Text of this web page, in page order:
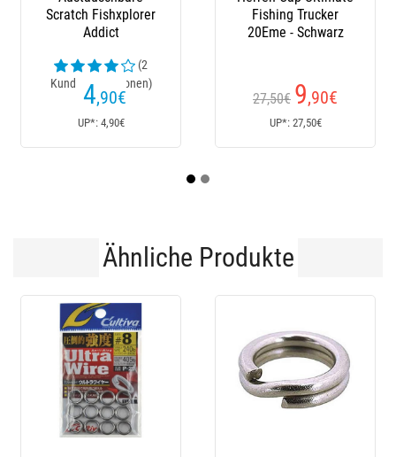
Trucker
- Schwarz
9 € 152€
Ähnliche Produkte